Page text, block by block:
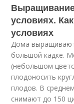
условиях.
условиях
Дома
большой кадке.
(небольшом
плодоносить
плодов. В
снимают до 150